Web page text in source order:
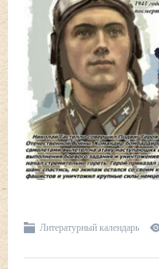
Литературный календарь